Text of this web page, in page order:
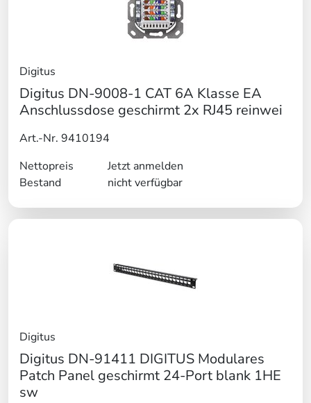
Digitus
Digitus DN-9008-1 CAT 6A Klasse EA
Anschlussdose geschirmt 2x RJ45 reinwei
Art.-Nr. 9410194
Nettopreis
Jetzt anmelden
Bestand
nicht verfügbar
Digitus
Digitus DN-91411 DIGITUS Modulares
Patch Panel geschirmt 24-Port blank 1HE
sw